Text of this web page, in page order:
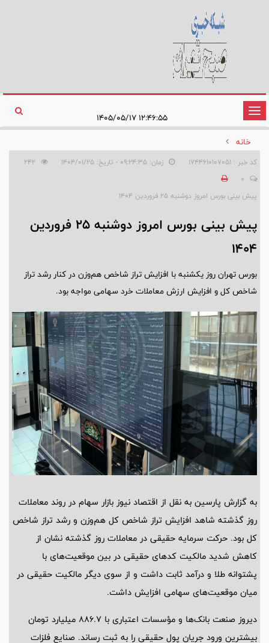
تغییر
وضعیت
ناوبری
۱۲:۴۶:۵۵ ۱۴۰۵/۰۵/۱۷
خانه
کد خبر : 1744610107051 زمان: ۰۹:۲۴:۳۵ - تاریخ: ۱۴۰۴/۰۱/۲۵
0
پیش بینی بورس امروز دوشنبه ۲۵ فروردین ۱۴۰۴
پیش بینی بورس امروز دوشنبه ۲۵ فروردین
۱۴۰۴
بورس تهران روز یکشنبه با افزایش تراز شاخص‌ هم‌وزن در کنار رشد تراز
شاخص کل و افزایش ارزش معاملات خرد سهامی مواجه بود.
به گزارش پارسین به نقل از اقتصاد نیوز بازار سهام در روند معاملات
روز گذشته شاهد افزایش تراز شاخص کل هم‌وزن و رشد تراز شاخص
کل بود. حرکت سرمایه حقیقی در معاملات روز گذشته نشان از
کاهش شدید مالکیت کد‌های حقیقی در بین موقعیت‌های با
پشتوانه طلا و درآمد ثابت داشت و از سوی دیگر مالکیت حقیقی در
میان موقعیت‌های سهامی افزایش داشت.
دیروز صنعت بانک‌ها و مؤسسات اعتباری با 886.7 میلیارد تومان
بیشترین ورود جریان پول حقیقی را به ثبت رساند. صنایع فلزات